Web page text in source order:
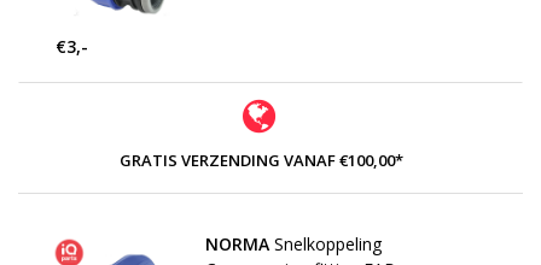
€3,-
GRATIS VERZENDING VANAF €100,00*
NORMA Snelkoppeling